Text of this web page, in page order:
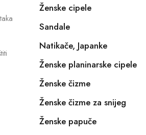
Ženske cipele
Sandale
Natikače, Japanke
Ženske planinarske cipele
Ženske čizme
Ženske čizme za snijeg
Ženske papuče